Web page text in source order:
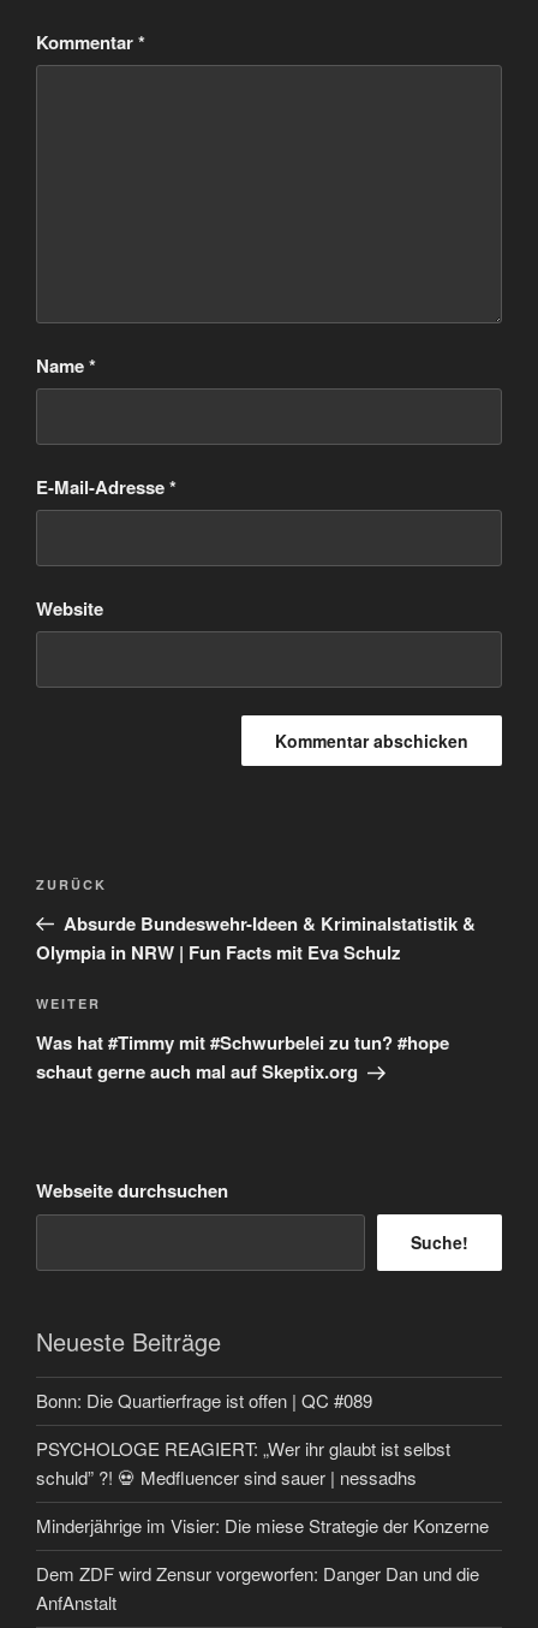
Kommentar*
Name*
E-Mail-Adresse*
Website
Beitragsnavigation
Vorheriger
Beitrag
ZURÜCK
Absurde Bundeswehr-Ideen & Kriminalstatistik &
Olympia in NRW | Fun Facts mit Eva Schulz
Nächster
Beitrag
WEITER
Was hat #Timmy mit #Schwurbelei zu tun? #hope
schaut gerne auch mal auf Skeptix.org
Webseite durchsuchen
Suche!
Neueste Beiträge
Bonn: Die Quartierfrage ist offen | QC #089
PSYCHOLOGE REAGIERT: „Wer ihr glaubt ist selbst
schuld” ?! 💀 Medfluencer sind sauer | nessadhs
Minderjährige im Visier: Die miese Strategie der Konzerne
Dem ZDF wird Zensur vorgeworfen: Danger Dan und die
AnfAnstalt